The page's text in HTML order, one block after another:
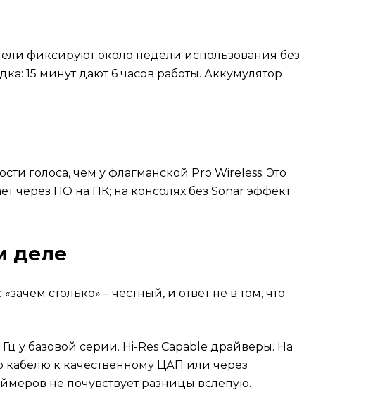
фиксируют около недели использования без
15 минут дают 6 часов работы. Аккумулятор
голоса, чем у флагманской Pro Wireless. Это
через ПО на ПК; на консолях без Sonar эффект
деле
столько» – честный, и ответ не в том, что
у базовой серии. Hi-Res Capable драйверы. На
кабелю к качественному ЦАП или через
не почувствует разницы вслепую.